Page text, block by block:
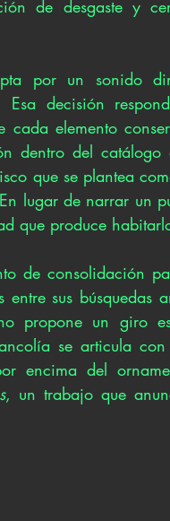
de desgaste y
por un sonido
Esa decisión
elemento
dentro del
que se plantea
lugar de narrar un
que produce
de consolidación
sus búsquedas
propone un giro
se articula
encima del
, un trabajo que